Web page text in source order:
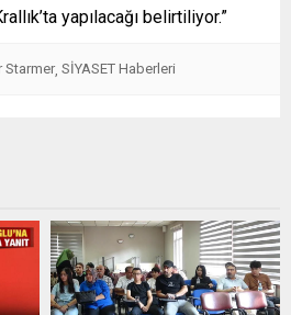
yapılacağı belirtiliyor.”
Starmer SİYASET Haberleri